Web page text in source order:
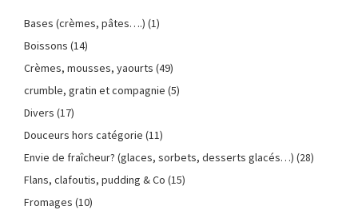
Bases (crèmes, pâtes….) (1)
Boissons (14)
Crèmes, mousses, yaourts (49)
crumble, gratin et compagnie (5)
Divers (17)
Douceurs hors catégorie (11)
Envie de fraîcheur? (glaces, sorbets, desserts glacés…) (28)
Flans, clafoutis, pudding & Co (15)
Fromages (10)